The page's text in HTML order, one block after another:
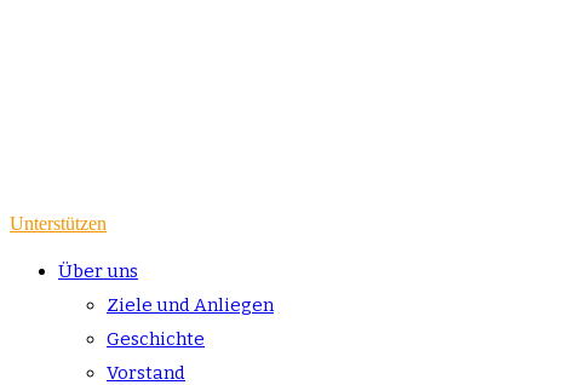
Unterstützen
Über uns
Ziele und Anliegen
Geschichte
Vorstand